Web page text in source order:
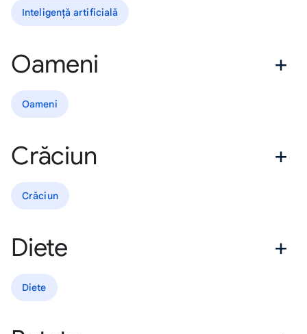
Inteligență artificială
Oameni
Oameni
Crăciun
Crăciun
Diete
Diete